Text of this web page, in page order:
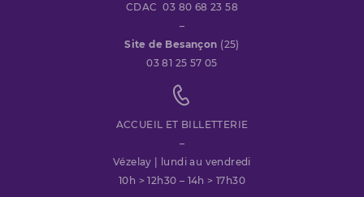
CDAC 03 80 68 23 58
–
Site de Besançon (25)
03 81 25 57 05
ACCUEIL ET BILLETTERIE
–
Vézelay | lundi au vendredi
10h > 12h30 – 14h > 17h30